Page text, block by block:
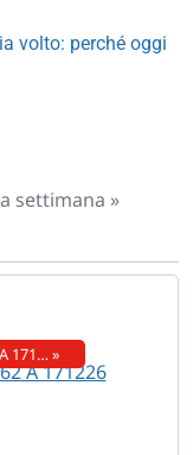
volto: perché oggi
settimana »
171… »